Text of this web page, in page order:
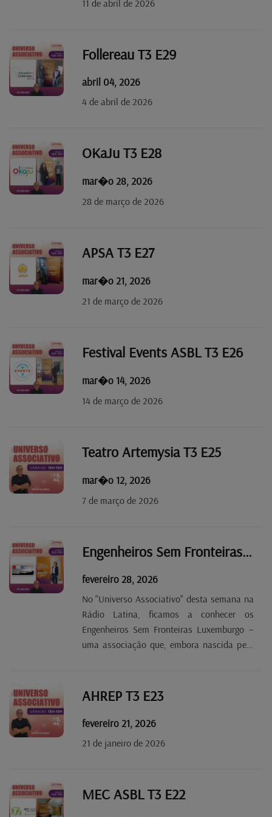
11 de abril de 2026
Follereau T3 E29
abril 04, 2026
4 de abril de 2026
OKaJu T3 E28
mar�o 28, 2026
28 de março de 2026
APSA T3 E27
mar�o 21, 2026
21 de março de 2026
Festival Events ASBL T3 E26
mar�o 14, 2026
14 de março de 2026
Teatro Artemysia T3 E25
mar�o 12, 2026
7 de março de 2026
Engenheiros Sem Fronteiras Luxemburgo T3 E24
fevereiro 28, 2026
No "Universo Associativo" desta semana na
Rádio Latina, ficamos a conhecer os
Engenheiros Sem Fronteiras Luxemburgo –
uma associação que, embora nascida pela
Descubra como esta equipa apaixonada
pelo...
AHREP T3 E23
fevereiro 21, 2026
21 de janeiro de 2026
MEC ASBL T3 E22